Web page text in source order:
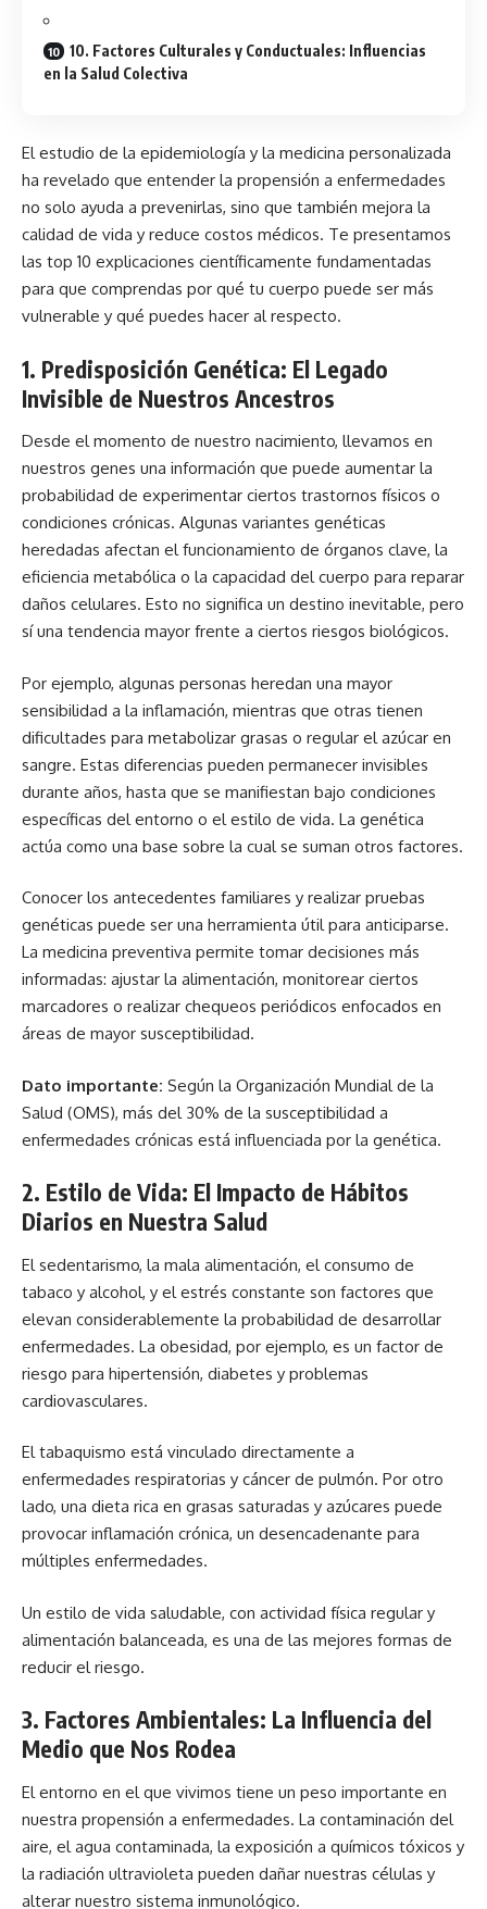
10. Factores Culturales y Conductuales: Influencias
en la Salud Colectiva
El estudio de la epidemiología y la medicina personalizada
ha revelado que entender la propensión a enfermedades
no solo ayuda a prevenirlas, sino que también mejora la
calidad de vida y reduce costos médicos. Te presentamos
las top 10 explicaciones científicamente fundamentadas
para que comprendas por qué tu cuerpo puede ser más
vulnerable y qué puedes hacer al respecto.
1. Predisposición Genética: El Legado
Invisible de Nuestros Ancestros
Desde el momento de nuestro nacimiento, llevamos en
nuestros genes una información que puede aumentar la
probabilidad de experimentar ciertos trastornos físicos o
condiciones crónicas. Algunas variantes genéticas
heredadas afectan el funcionamiento de órganos clave, la
eficiencia metabólica o la capacidad del cuerpo para reparar
daños celulares. Esto no significa un destino inevitable, pero
sí una tendencia mayor frente a ciertos riesgos biológicos.
Por ejemplo, algunas personas heredan una mayor
sensibilidad a la inflamación, mientras que otras tienen
dificultades para metabolizar grasas o regular el azúcar en
sangre. Estas diferencias pueden permanecer invisibles
durante años, hasta que se manifiestan bajo condiciones
específicas del entorno o el estilo de vida. La genética
actúa como una base sobre la cual se suman otros factores.
Conocer los antecedentes familiares y realizar pruebas
genéticas puede ser una herramienta útil para anticiparse.
La medicina preventiva permite tomar decisiones más
informadas: ajustar la alimentación, monitorear ciertos
marcadores o realizar chequeos periódicos enfocados en
áreas de mayor susceptibilidad.
Dato importante: Según la Organización Mundial de la
Salud (OMS), más del 30% de la susceptibilidad a
enfermedades crónicas está influenciada por la genética.
2. Estilo de Vida: El Impacto de Hábitos
Diarios en Nuestra Salud
El sedentarismo, la mala alimentación, el consumo de
tabaco y alcohol, y el estrés constante son factores que
elevan considerablemente la probabilidad de desarrollar
enfermedades. La obesidad, por ejemplo, es un factor de
riesgo para hipertensión, diabetes y problemas
cardiovasculares.
El tabaquismo está vinculado directamente a
enfermedades respiratorias y cáncer de pulmón. Por otro
lado, una dieta rica en grasas saturadas y azúcares puede
provocar inflamación crónica, un desencadenante para
múltiples enfermedades.
Un estilo de vida saludable, con actividad física regular y
alimentación balanceada, es una de las mejores formas de
reducir el riesgo.
3. Factores Ambientales: La Influencia del
Medio que Nos Rodea
El entorno en el que vivimos tiene un peso importante en
nuestra propensión a enfermedades. La contaminación del
aire, el agua contaminada, la exposición a químicos tóxicos y
la radiación ultravioleta pueden dañar nuestras células y
alterar nuestro sistema inmunológico.